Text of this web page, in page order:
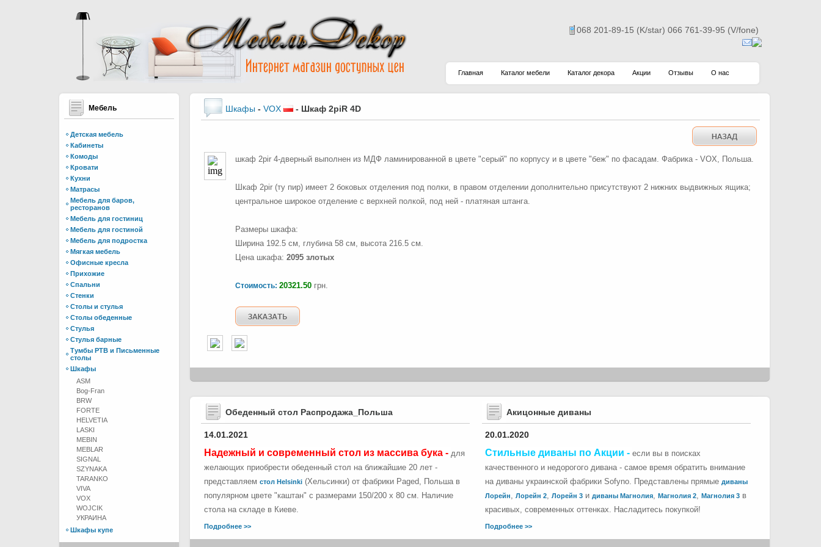
068 201-89-15 (K/star) 066 761-39-95 (V/fone)
Главная Каталог мебели Каталог декора Акции Отзывы О нас
Мебель
Детская мебель
Кабинеты
Комоды
Кровати
Кухни
Матрасы
Мебель для баров,
ресторанов
Мебель для гостиниц
Мебель для гостиной
Мебель для подростка
Мягкая мебель
Офисные кресла
Прихожие
Спальни
Стенки
Столы и стулья
Столы обеденные
Стулья
Стулья барные
Тумбы РТВ и Письменные
столы
Шкафы
ASM
Bog-Fran
BRW
FORTE
HELVETIA
LASKI
MEBIN
MEBLAR
SIGNAL
SZYNAKA
TARANKO
VIVA
VOX
WOJCIK
УКРАИНА
Шкафы купе
Шкафы - VOX - Шкаф 2piR 4D
шкаф 2pir 4-дверный выполнен из МДФ ламинированной в цвете "серый" по корпусу и в цвете "беж" по фасадам. Фабрика - VOX, Польша.
Шкаф 2pir (ту пир) имеет 2 боковых отделения под полки, в правом отделении дополнительно присутствуют 2 нижних выдвижных ящика;
центральное широкое отделение с верхней полкой, под ней - платяная штанга.
Размеры шкафа:
Ширина 192.5 см, глубина 58 см, высота 216.5 см.
Цена шкафа: 2095 злотых
Стоимость: 20321.50 грн.
Обеденный стол Распродажа_Польша
14.01.2021
Надежный и современный стол из массива бука - для
желающих приобрести обеденный стол на ближайшие 20 лет -
представляем стол Helsinki (Хельсинки) от фабрики Paged, Польша в
популярном цвете "каштан" с размерами 150/200 х 80 см. Наличие
стола на складе в Киеве.
Подробнее >>
Акицонные диваны
20.01.2020
Стильные диваны по Акции - если вы в поисках
качественного и недорогого дивана - самое время обратить внимание
на диваны украинской фабрики Sofyno. Представлены прямые диваны
Лорейн, Лорейн 2, Лорейн 3 и диваны Магнолия, Магнолия 2, Магнолия 3 в
красивых, современных оттенках. Насладитесь покупкой!
Подробнее >>